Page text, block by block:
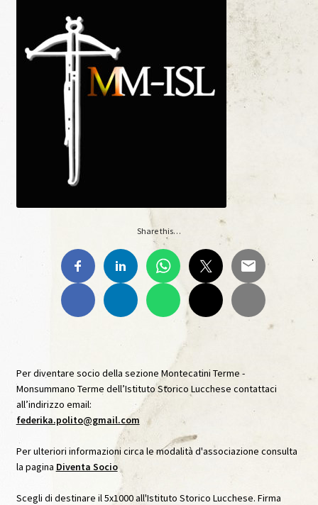
Materiale Scuola-Lavoro Liceo “C. Lorenzini”
Anno Scolastico 2017/2018
Materiale Scuola-Lavoro Liceo “C. Lorenzini”
Ante Litteram
Ante Litteram, 1, 2018
Ante Litteram, 3, 2026
Archivi Multimediali
Archivio Video
Audioguida Le carte Svelate
Audioguida Venturi
Share this…
Per diventare socio della sezione Montecatini Terme -
Monsummano Terme dell’Istituto Storico Lucchese contattaci
all’indirizzo email:
federika.polito@gmail.com
Per ulteriori informazioni circa le modalità d'associazione consulta
la pagina Diventa Socio
Scegli di destinare il 5x1000 all'Istituto Storico Lucchese. Firma